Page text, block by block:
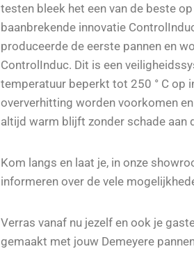
testen bleek het een van de beste
baanbrekende innovatie
produceerde de eerste pannen en
ControlInduc. Dit is een
temperatuur beperkt tot 250 ° C op
oververhitting worden voorkomen
altijd warm blijft zonder schade aan
Kom langs en laat je, in onze
informeren over de vele
Verras vanaf nu jezelf en ook je
gemaakt met jouw Demeyere